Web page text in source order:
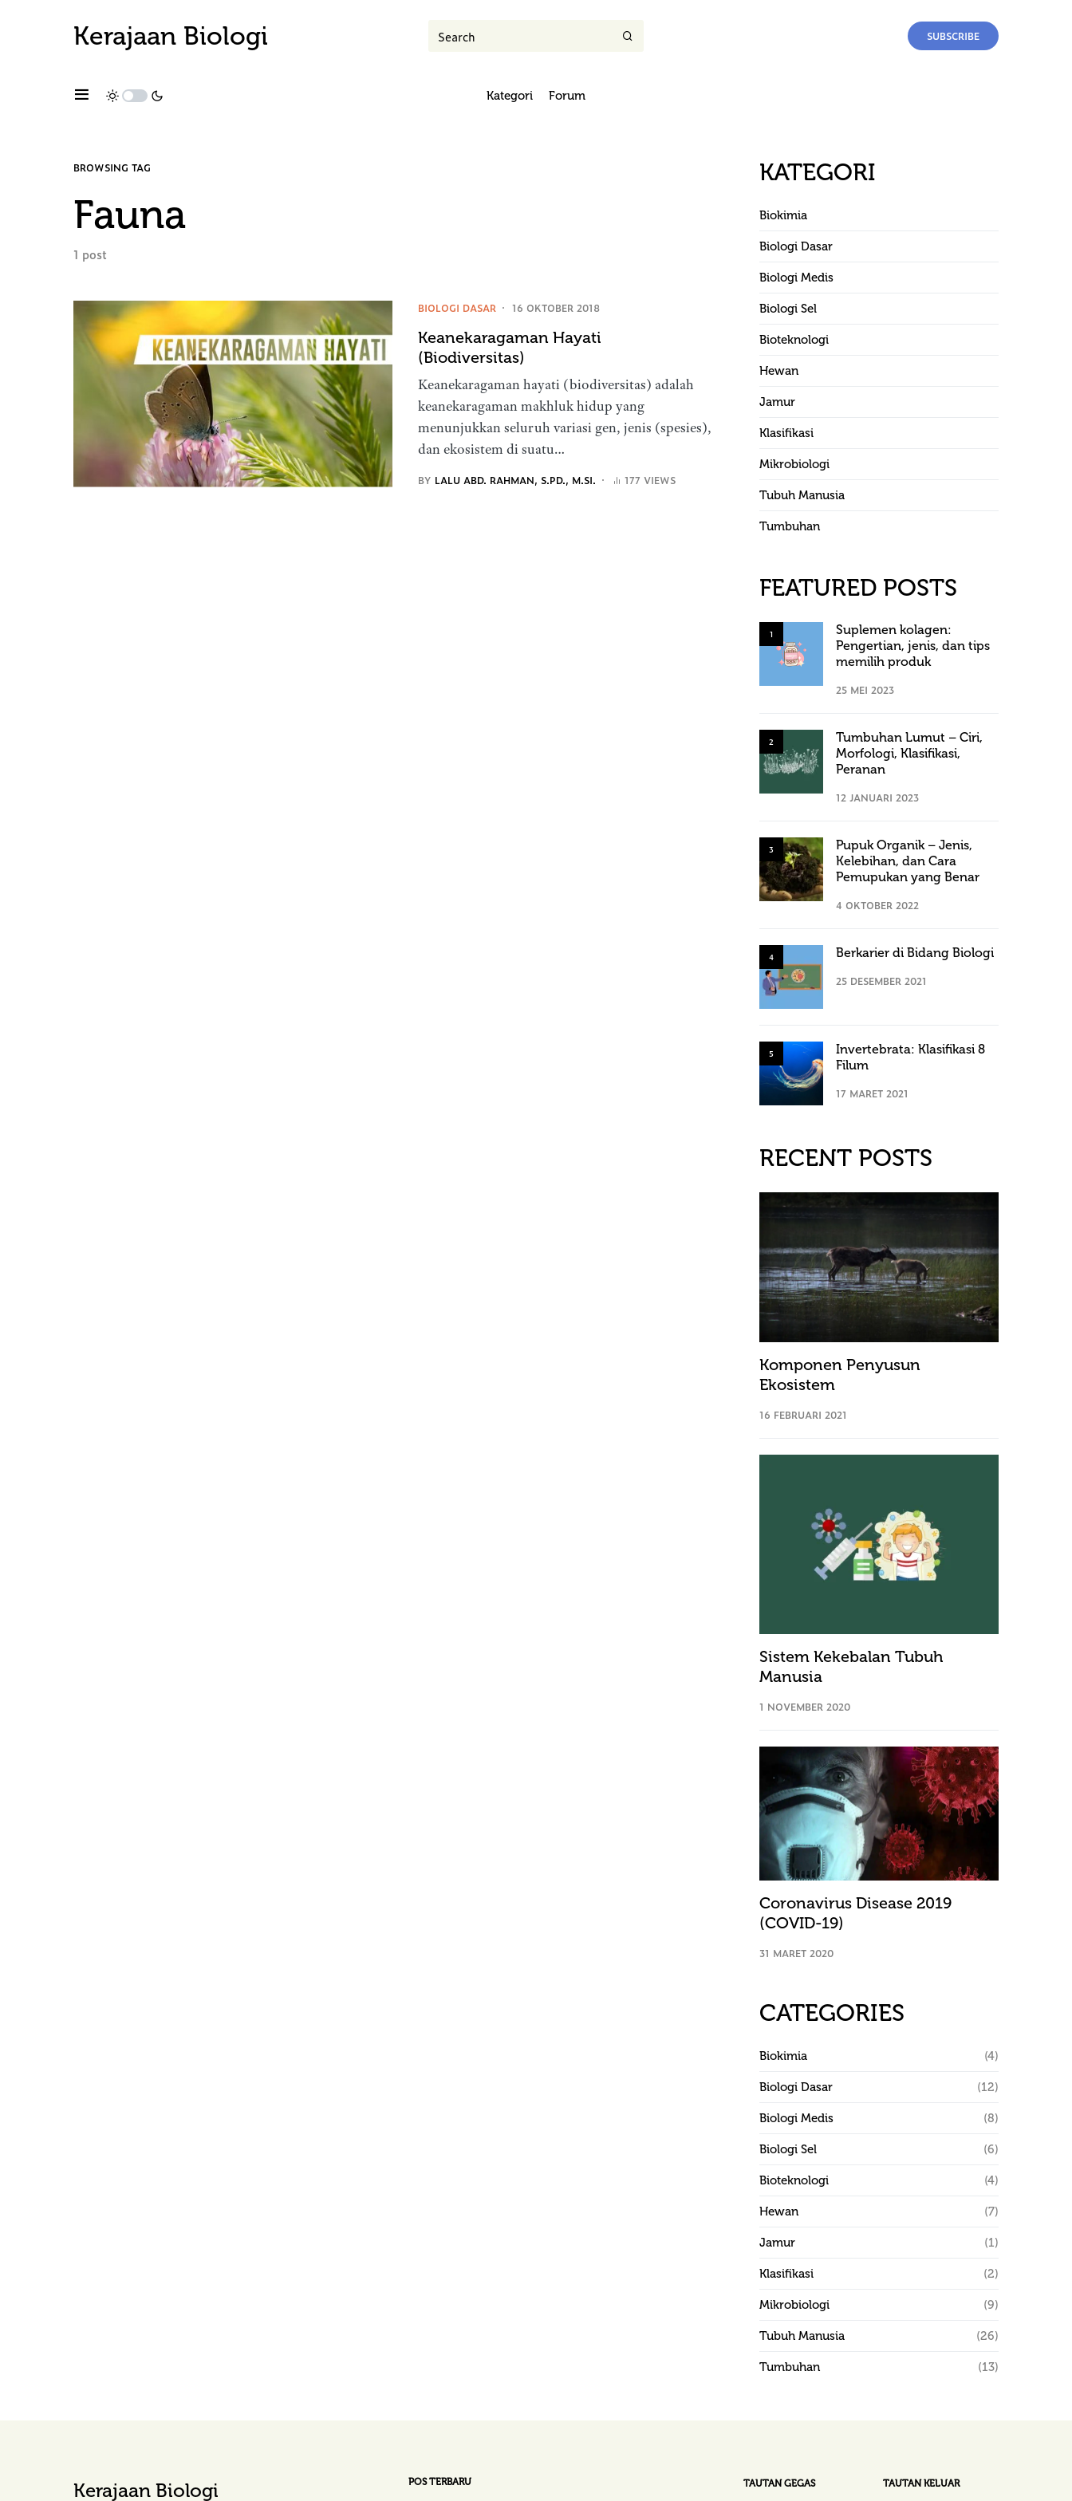
Kerajaan Biologi SUBSCRIBE
Kategori Forum
BROWSING TAG
Fauna
1 post
BIOLOGI DASAR 16 OKTOBER 2018
Keanekaragaman Hayati
(Biodiversitas)
Keanekaragaman hayati (biodiversitas) adalah
keanekaragaman makhluk hidup yang
menunjukkan seluruh variasi gen, jenis (spesies),
dan ekosistem di suatu…
BY LALU ABD. RAHMAN, S.PD., M.SI. 177 VIEWS
KATEGORI
Biokimia
Biologi Dasar
Biologi Medis
Biologi Sel
Bioteknologi
Hewan
Jamur
Klasifikasi
Mikrobiologi
Tubuh Manusia
Tumbuhan
FEATURED POSTS
1
Suplemen kolagen:
Pengertian, jenis, dan tips
memilih produk
25 MEI 2023
2
Tumbuhan Lumut – Ciri,
Morfologi, Klasifikasi,
Peranan
12 JANUARI 2023
3
Pupuk Organik – Jenis,
Kelebihan, dan Cara
Pemupukan yang Benar
4 OKTOBER 2022
4 Berkarier di Bidang Biologi
25 DESEMBER 2021
5
Invertebrata: Klasifikasi 8
Filum
17 MARET 2021
RECENT POSTS
Komponen Penyusun
Ekosistem
16 FEBRUARI 2021
Sistem Kekebalan Tubuh
Manusia
1 NOVEMBER 2020
Coronavirus Disease 2019
(COVID-19)
31 MARET 2020
CATEGORIES
Biokimia (4)
Biologi Dasar (12)
Biologi Medis (8)
Biologi Sel (6)
Bioteknologi (4)
Hewan (7)
Jamur (1)
Klasifikasi (2)
Mikrobiologi (9)
Tubuh Manusia (26)
Tumbuhan (13)
Kerajaan Biologi POS TERBARU TAUTAN GEGAS TAUTAN KELUAR